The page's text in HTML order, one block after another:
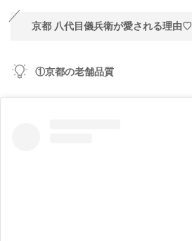
京都 八代目儀兵衛が愛される理由♡
①京都の老舗品質